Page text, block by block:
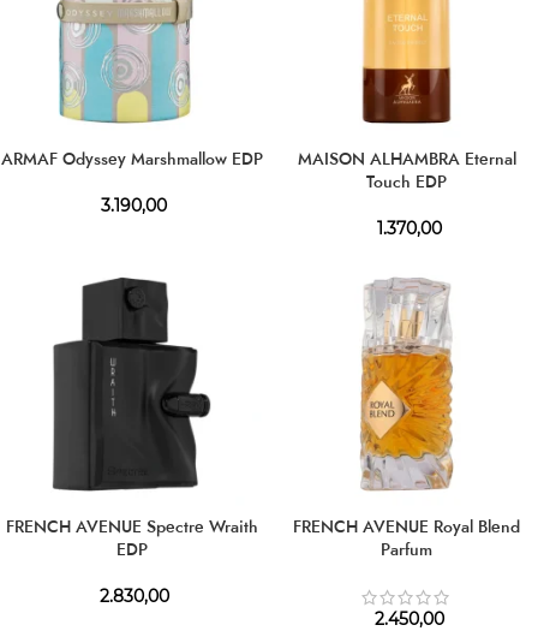
ARMAF Odyssey Marshmallow EDP
3.190,00
MAISON ALHAMBRA Eternal
Touch EDP
1.370,00
FRENCH AVENUE Spectre Wraith
EDP
2.830,00
FRENCH AVENUE Royal Blend
Parfum
2.450,00